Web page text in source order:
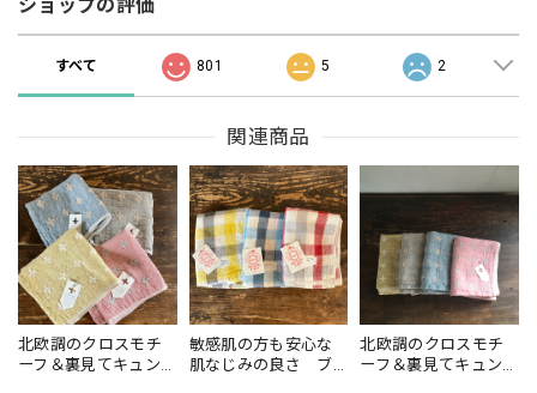
ショップの評価
すべて 801 5 2
関連商品
北欧調のクロスモチ
ーフ＆裏見てキュン
敏感肌の方も安心な
肌なじみの良さ ブ
北欧調のクロスモチ
ーフ＆裏見てキュン